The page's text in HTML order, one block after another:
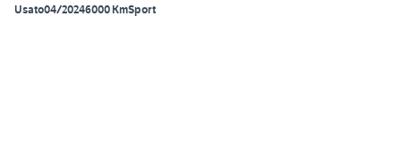
Usato04/20246000 KmSport